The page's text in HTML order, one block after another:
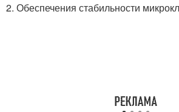
2. Обеспечения стабильности